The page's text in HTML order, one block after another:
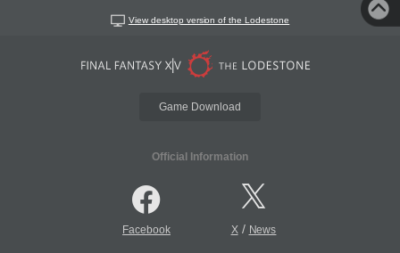
View desktop version of the Lodestone
Game Download
Official Information
Facebook X/ News